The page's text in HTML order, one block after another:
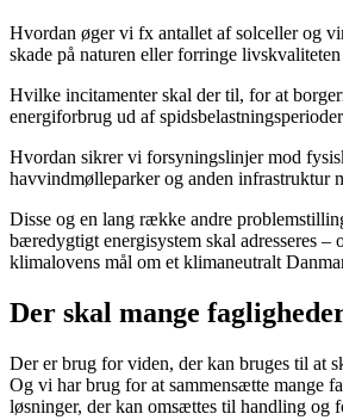
Hvordan øger vi fx antallet af solceller og
skade på naturen eller forringe
Hvilke incitamenter skal der til, for at
energiforbrug ud af
Hvordan sikrer vi forsyningslinjer mod
havvindmølleparker og anden infrastruktur
Disse og en lang række andre
bæredygtigt energisystem skal adresseres –
klimalovens mål om et klimaneutralt
Der skal mange
Der er brug for viden, der kan bruges til at
Og vi har brug for at sammensætte mange
løsninger, der kan omsættes til handling og